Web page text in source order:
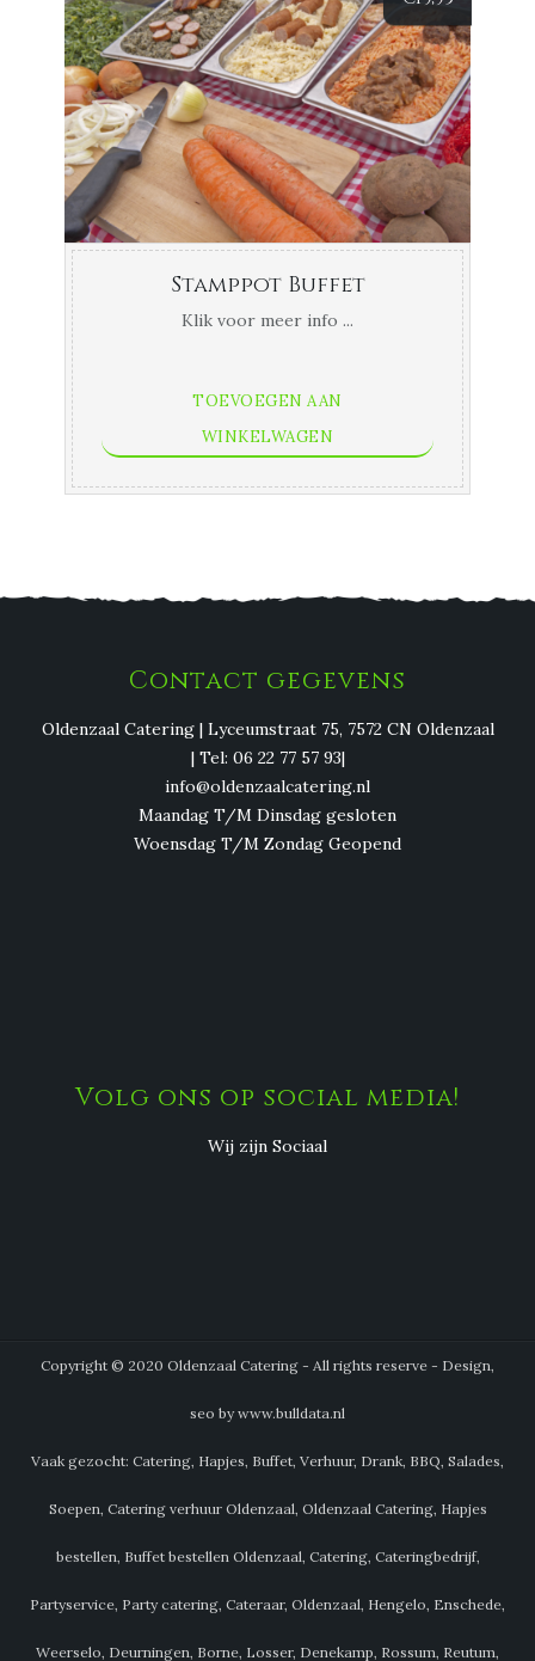
Stamppot Buffet
Klik voor meer info ...
TOEVOEGEN AAN
WINKELWAGEN
Contact gegevens
Oldenzaal Catering | Lyceumstraat 75, 7572 CN Oldenzaal
| Tel: 06 22 77 57 93|
info@oldenzaalcatering.nl
Maandag T/M Dinsdag gesloten
Woensdag T/M Zondag Geopend
Volg ons op social media!
Wij zijn Sociaal
Copyright © 2020 Oldenzaal Catering - All rights reserve - Design,
seo by www.bulldata.nl
Vaak gezocht: Catering, Hapjes, Buffet, Verhuur, Drank, BBQ, Salades,
Soepen, Catering verhuur Oldenzaal, Oldenzaal Catering, Hapjes
bestellen, Buffet bestellen Oldenzaal, Catering, Cateringbedrijf,
Partyservice, Party catering, Cateraar, Oldenzaal, Hengelo, Enschede,
Weerselo, Deurningen, Borne, Losser, Denekamp, Rossum, Reutum,